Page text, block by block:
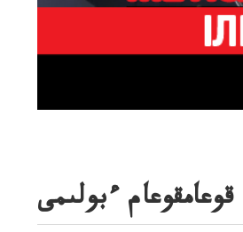
قوعامقوعام ءبولىمى